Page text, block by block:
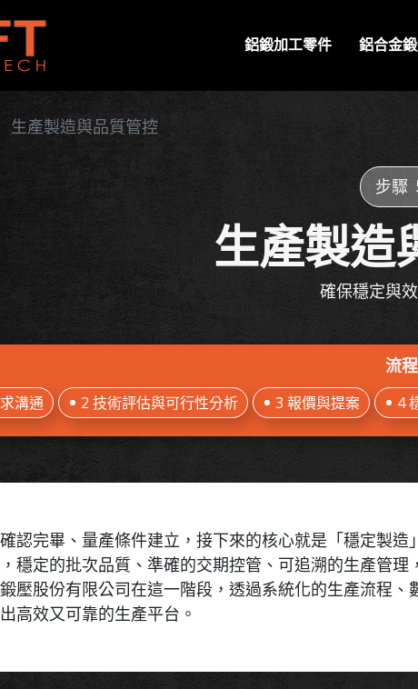
鋁鍛加工零件 鋁合金
生產製造與品質管控
步驟
生產製造
確保穩定與
流
溝通 2 技術評估與可行性分析 3 報價與提案 4
認完畢、量產條件建立，接下來的核心就是「穩定製
穩定的批次品質、準確的交期控管、可追溯的生產管理
壓股份有限公司在這一階段，透過系統化的生產流程
高效又可靠的生產平台。